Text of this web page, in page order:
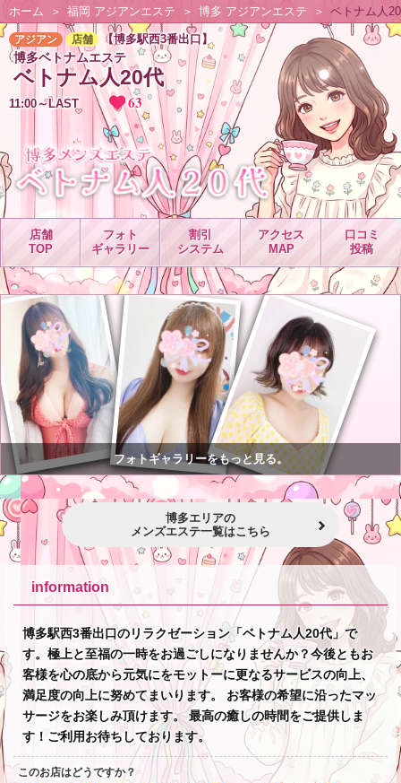
ホーム 福岡 アジアンエステ 博多 アジアンエステ ベトナム人
アジアン 店舗 【博多駅西3番出口】
博多ベトナムエステ
ベトナム人20代
11:00～LAST 63
店舗
TOP
フォト
ギャラリー
割引
システム
アクセス
MAP
口コミ
投稿
フォトギャラリーをもっと見る。
博多エリアの
メンズエステ一覧はこちら
information
博多駅西3番出口のリラクゼーション「ベトナム人20代」で
す。極上と至福の一時をお過ごしになりませんか？今後ともお
客様を心の底から元気にをモットーに更なるサービスの向上、
満足度の向上に努めてまいります。 お客様の希望に沿ったマッ
サージをお楽しみ頂けます。 最高の癒しの時間をご提供しま
す！ご利用お待ちしております。
このお店はどうですか？